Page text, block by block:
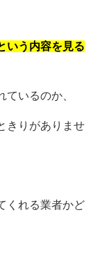
いう内容を見る
いるのか、
きりがありませ
くれる業者かど